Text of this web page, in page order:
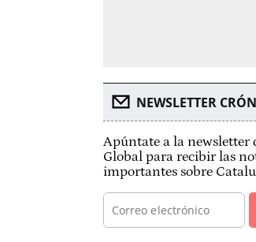
NEWSLETTER
Apúntate a la newsletter
Global para recibir las
importantes sobre